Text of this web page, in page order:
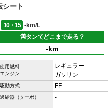
シート
10・15
-km/L
満タンでどこまで走る？
-km
使用燃料
エンジン
レギュラー
ガソリン
駆動方式 FF
過給器（ターボ） -